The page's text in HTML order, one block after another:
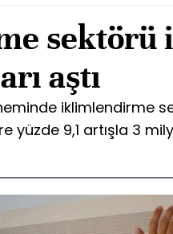
sektörü
aştı
iklimlendirme
yüzde 9,1 artışla 3